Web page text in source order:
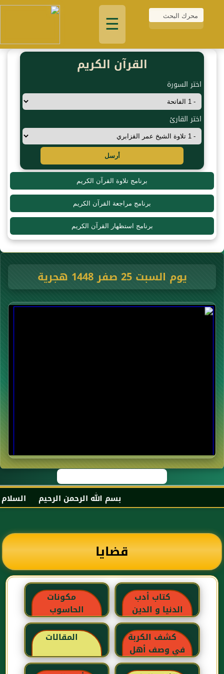
☰
القرآن الكريم
اختر السورة
اختر القارئ
أرسل
برنامج تلاوة القرآن الكريم
برنامج مراجعة القرآن الكريم
برنامج استظهار القرآن الكريم
يوم السبت 25 صفر 1448 هجرية
بسم الله الرحمن الرحيم السلام
قضايا
كتاب أدب
الدنيا و الدين
للماوردي
مكونات
الحاسوب
كشف الكربة
في وصف أهل
الغربة للإبن رجب
المقالات